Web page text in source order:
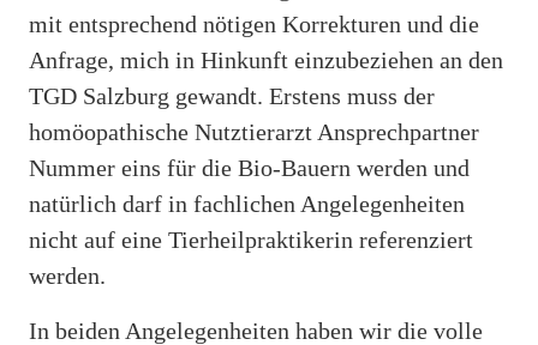
mit entsprechend nötigen Korrekturen und die
Anfrage, mich in Hinkunft einzubeziehen an den
TGD Salzburg gewandt. Erstens muss der
homöopathische Nutztierarzt Ansprechpartner
Nummer eins für die Bio-Bauern werden und
natürlich darf in fachlichen Angelegenheiten
nicht auf eine Tierheilpraktikerin referenziert
werden.
In beiden Angelegenheiten haben wir die volle